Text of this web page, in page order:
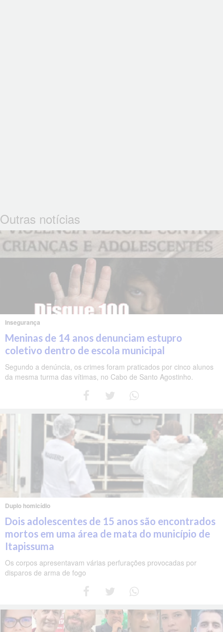
Outras notícias
Insegurança
Meninas de 14 anos denunciam estupro
coletivo dentro de escola municipal
Segundo a denúncia, os crimes foram praticados por cinco alunos
da mesma turma das vítimas, no Cabo de Santo Agostinho.
Duplo homicídio
Dois adolescentes de 15 anos são encontrados
mortos em uma área de mata do município de
Itapissuma
Os corpos apresentavam várias perfurações provocadas por
disparos de arma de fogo